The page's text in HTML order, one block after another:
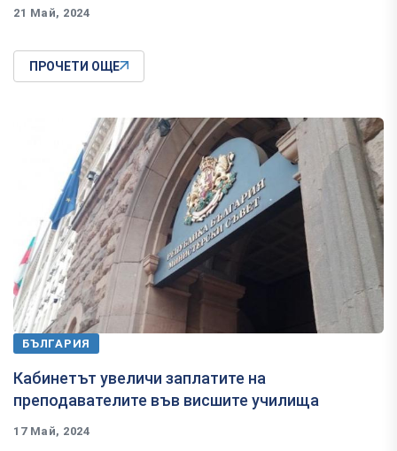
21 Май, 2024
ПРОЧЕТИ ОЩЕ
БЪЛГАРИЯ
Кабинетът увеличи заплатите на
преподавателите във висшите училища
17 Май, 2024